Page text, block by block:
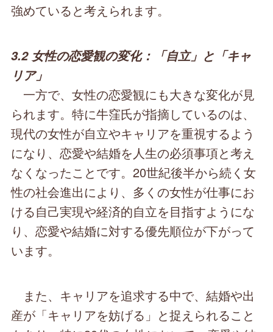
強めていると考えられます。
3.2 女性の恋愛観の変化：「自立」と「キャ
リア」
一方で、女性の恋愛観にも大きな変化が見
られます。特に牛窪氏が指摘しているのは、
現代の女性が自立やキャリアを重視するよう
になり、恋愛や結婚を人生の必須事項と考え
なくなったことです。20世紀後半から続く女
性の社会進出により、多くの女性が仕事にお
ける自己実現や経済的自立を目指すようにな
り、恋愛や結婚に対する優先順位が下がって
います。
また、キャリアを追求する中で、結婚や出
産が「キャリアを妨げる」と捉えられること